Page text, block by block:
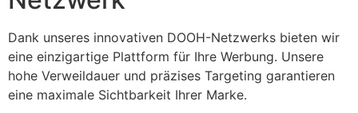
Dank unseres innovativen DOOH-Netzwerks bieten wir
eine einzigartige Plattform für Ihre Werbung. Unsere
hohe Verweildauer und präzises Targeting garantieren
eine maximale Sichtbarkeit Ihrer Marke.